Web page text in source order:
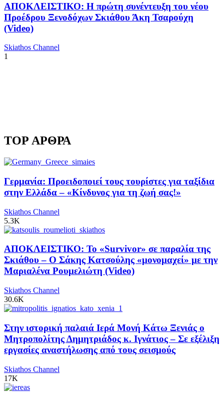
ΑΠΟΚΛΕΙΣΤΙΚΟ: Η πρώτη συνέντευξη του νέου
Προέδρου Ξενοδόχων Σκιάθου Άκη Τσαρούχη
(Video)
Skiathos Channel
1
TOP ΑΡΘΡΑ
Γερμανία: Προειδοποιεί τους τουρίστες για ταξίδια
στην Ελλάδα – «Κίνδυνος για τη ζωή σας!»
Skiathos Channel
5.3K
ΑΠΟΚΛΕΙΣΤΙΚΟ: Το «Survivor» σε παραλία της
Σκιάθου – Ο Σάκης Κατσούλης «μονομαχεί» με την
Μαριαλένα Ρουμελιώτη (Video)
Skiathos Channel
30.6K
Στην ιστορική παλαιά Ιερά Μονή Κάτω Ξενιάς ο
Μητροπολίτης Δημητριάδος κ. Ιγνάτιος – Σε εξέλιξη
εργασίες αναστήλωσης από τους σεισμούς
Skiathos Channel
17K